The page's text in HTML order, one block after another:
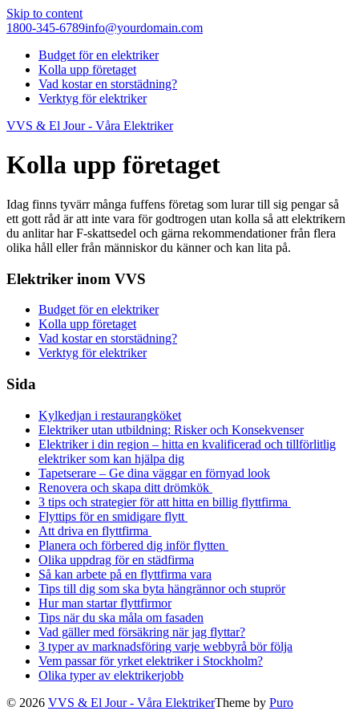
Skip to content
1800-345-6789info@yourdomain.com
Budget för en elektriker
Kolla upp företaget
Vad kostar en storstädning?
Verktyg för elektriker
VVS & El Jour - Våra Elektriker
Kolla upp företaget
Idag finns tyvärr många fuffens företag som lurar till sig pengar så
ett gott råd är att inte vara för godtrogen utan kolla så att elektrikern
du anlitar har F-skattsedel och gärna rekommendationer från flera
olika håll eller från människor du känner och kan lita på.
Elektriker inom VVS
Budget för en elektriker
Kolla upp företaget
Vad kostar en storstädning?
Verktyg för elektriker
Sida
Kylkedjan i restaurangköket
Elektriker utan utbildning: Risker och Konsekvenser
Elektriker i din region – hitta en kvalificerad och tillförlitlig
elektriker som kan hjälpa dig
Tapetserare – Ge dina väggar en förnyad look
Renovera och skapa ditt drömkök
3 tips och strategier för att hitta en billig flyttfirma
Flyttips för en smidigare flytt
Att driva en flyttfirma
Planera och förbered dig inför flytten
Olika uppdrag för en städfirma
Så kan arbete på en flyttfirma vara
Tips till dig som ska byta hängrännor och stuprör
Hur man startar flyttfirmor
Tips när du ska måla om fasaden
Vad gäller med försäkring när jag flyttar?
3 typer av marknadsföring varje webbyrå bör följa
Vem passar för yrket elektriker i Stockholm?
Olika typer av elektrikerjobb
© 2026 VVS & El Jour - Våra ElektrikerTheme by Puro